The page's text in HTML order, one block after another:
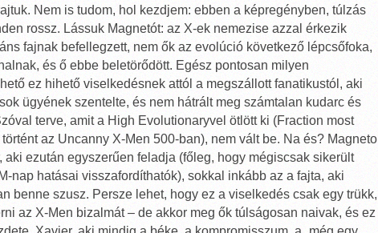
Nem is tudom, hol kezdjem: ebben a képregényben, túlzás
rossz. Lássuk Magnetót: az X-ek nemezise azzal érkezik
fajnak befellegzett, nem ők az evolúció következő lépcsőfoka,
és ő ebbe beletörődött. Egész pontosan milyen
ez hihető viselkedésnek attól a megszállott fanatikustól, aki
ügyének szentelte, és nem hátrált meg számtalan kudarc és
terve, amit a High Evolutionaryvel ötlött ki (Fraction most
az Uncanny X-Men 500-ban), nem vált be. Na és? Magneto
aki ezután egyszerűen feladja (főleg, hogy mégiscsak sikerült
nap hatásai visszafordíthatók), sokkal inkább az a fajta, aki
benne szusz. Persze lehet, hogy ez a viselkedés csak egy trükk,
az X-Men bizalmát – de akkor meg ők túlságosan naivak, és ez